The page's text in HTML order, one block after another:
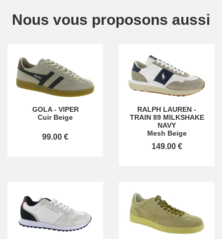
Nous vous proposons aussi
GOLA- VIPER
Cuir Beige
99.00 €
RALPH LAUREN -
TRAIN 89 MILKSHAKE
NAVY
Mesh Beige
149.00 €